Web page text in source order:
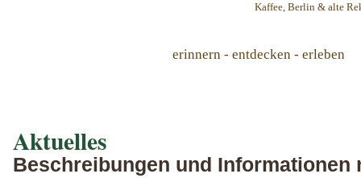
Kaffee, Berlin & alte
erinnern - entdecken - erleben
Aktuelles
Beschreibungen und Informationen